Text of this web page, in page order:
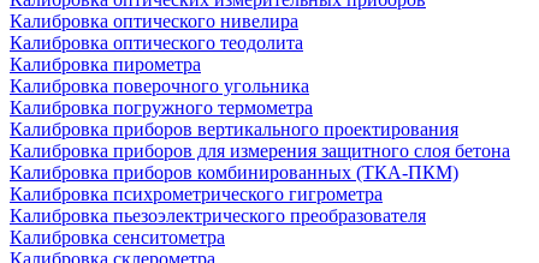
Калибровка оптического нивелира
Калибровка оптического теодолита
Калибровка пирометра
Калибровка поверочного угольника
Калибровка погружного термометра
Калибровка приборов вертикального проектирования
Калибровка приборов для измерения защитного слоя бетона
Калибровка приборов комбинированных (ТКА-ПКМ)
Калибровка психрометрического гигрометра
Калибровка пьезоэлектрического преобразователя
Калибровка сенситометра
Калибровка склерометра